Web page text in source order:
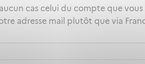
cas celui du compte que
adresse mail plutôt que via